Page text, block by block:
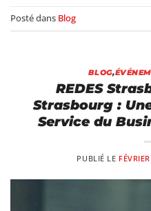
Posté dans Blog
BLOG,
REDES
Strasbourg :
Service du
PUBLIÉ LE